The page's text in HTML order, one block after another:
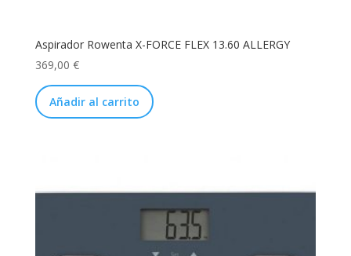
Aspirador Rowenta X-FORCE FLEX 13.60 ALLERGY
369,00 €
Añadir al carrito